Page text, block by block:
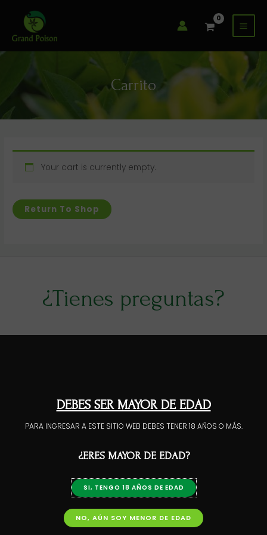
contenido
Carrito
Your cart is currently empty.
Return To Shop
¿Tienes preguntas?
Por favor, tómese un momento para revisar detenidamente todos los
términos y condiciones de nuestro sitio web haciendo clic en el enlace
Devolución y Reembolso
DEBES SER MAYOR DE EDAD
PARA INGRESAR A ESTE SITIO WEB DEBES TENER 18 AÑOS O MÁS.
¿ERES MAYOR DE EDAD?
SI, TENGO 18 AÑOS DE EDAD
NO, AÚN SOY MENOR DE EDAD